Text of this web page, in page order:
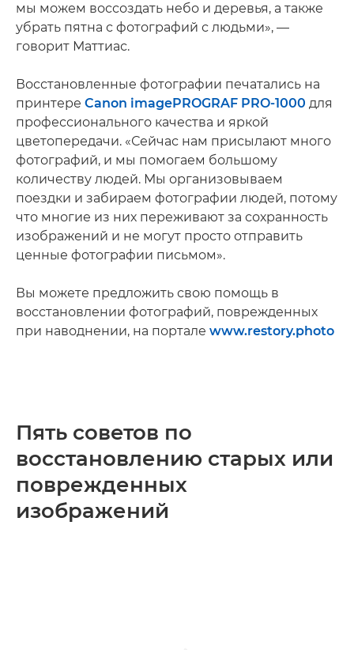
мы можем воссоздать небо и деревья, а также
убрать пятна с фотографий с людьми», —
говорит Маттиас.
Восстановленные фотографии печатались на
принтере Canon imagePROGRAF PRO-1000 для
профессионального качества и яркой
цветопередачи. «Сейчас нам присылают много
фотографий, и мы помогаем большому
количеству людей. Мы организовываем
поездки и забираем фотографии людей, потому
что многие из них переживают за сохранность
изображений и не могут просто отправить
ценные фотографии письмом».
Вы можете предложить свою помощь в
восстановлении фотографий, поврежденных
при наводнении, на портале www.restory.photo
Пять советов по
восстановлению старых или
поврежденных
изображений